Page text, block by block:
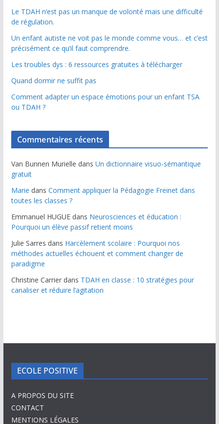
Le TDAH n’est pas un manque de volonté mais une difficulté
de régulation.
Un enfant autiste ne voit pas le monde comme vous… et c’est
précisément ce qu’il faut comprendre.
Les troubles dys : 6 ressources gratuites à télécharger
Quand dormir ne suffit pas
Comment adapter un espace émotions pour un enfant TSA
ou TDAH ?
Commentaires récents
Van Bunnen Murielle dans Un dictionnaire visuo-sémantique
gratuit
Marie dans Comment appliquer la Pédagogie Freinet dans
toutes les classes ?
Emmanuel HUGUEdans Neurosciences et éducation :
Pourquoi un élève passif retient moins
Julie Sarres dans Harcèlement scolaire : Pourquoi nos
méthodes actuelles échouent et comment changer de
paradigme
Christine Carrierdans TDAH en classe : 10 stratégies pour
canaliser et réduire l’agitation
ECOLE POSITIVE
A PROPOS DU SITE
CONTACT
MENTIONS LÉGALES